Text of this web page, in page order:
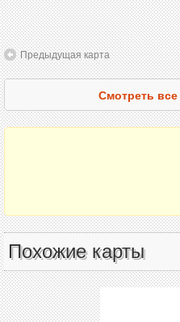
Предыдущая карта
Смотреть
Похожие карты